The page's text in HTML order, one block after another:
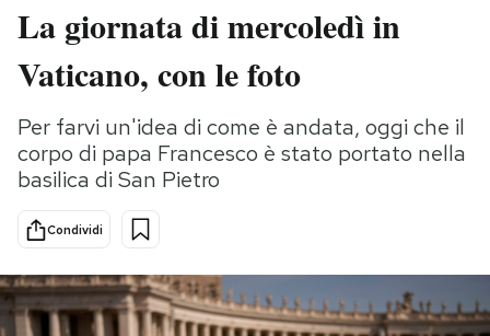
Italia
Politica
Tecnologia
Internet
Scienza
Cultura
Economia
Sport
Moda
Consumismi
Storie/Idee
Ok Boomer!
La giornata di mercoledì in
Vaticano, con le foto
Per farvi un'idea di come è andata, oggi che il
corpo di papa Francesco è stato portato nella
basilica di San Pietro
Condividi